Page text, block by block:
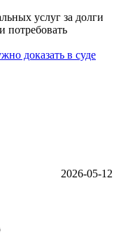
услуг за долги
потребовать
доказать в суде
2026-05-12